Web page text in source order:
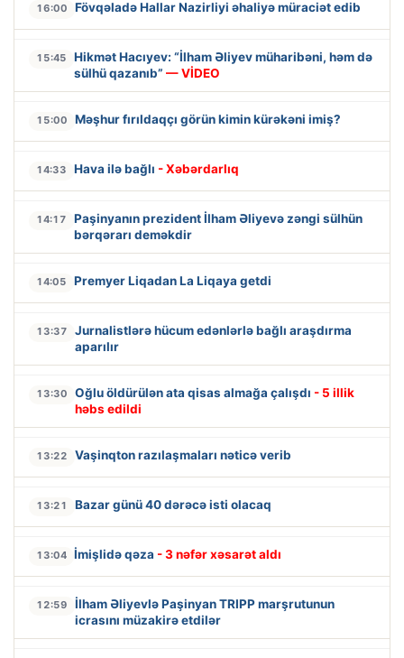
16:00 Fövqəladə Hallar Nazirliyi əhaliyə müraciət edib
15:45
Hikmət Hacıyev: “İlham Əliyev müharibəni, həm də
sülhü qazanıb” — VİDEO
15:00 Məşhur fırıldaqçı görün kimin kürəkəni imiş?
14:33 Hava ilə bağlı - Xəbərdarlıq
14:17
Paşinyanın prezident İlham Əliyevə zəngi sülhün
bərqərarı deməkdir
14:05 Premyer Liqadan La Liqaya getdi
13:37
Jurnalistlərə hücum edənlərlə bağlı araşdırma
aparılır
13:30 Oğlu öldürülən ata qisas almağa çalışdı - 5 illik
həbs edildi
13:22 Vaşinqton razılaşmaları nəticə verib
13:21 Bazar günü 40 dərəcə isti olacaq
13:04 İmişlidə qəza - 3 nəfər xəsarət aldı
12:59
İlham Əliyevlə Paşinyan TRIPP marşrutunun
icrasını müzakirə etdilər